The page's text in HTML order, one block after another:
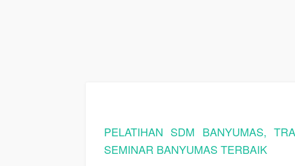
PELATIHAN SDM BANYUMAS,
SEMINAR BANYUMAS TERBAIK